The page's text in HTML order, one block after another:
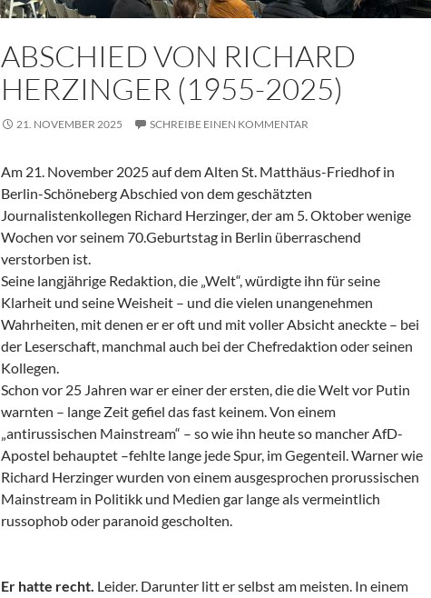
ABSCHIED VON RICHARD
HERZINGER (1955-2025)
21. NOVEMBER 2025 SCHREIBE EINEN KOMMENTAR
Am 21. November 2025 auf dem Alten St. Matthäus-Friedhof in
Berlin-Schöneberg Abschied von dem geschätzten
Journalistenkollegen Richard Herzinger, der am 5. Oktober wenige
Wochen vor seinem 70.Geburtstag in Berlin überraschend
verstorben ist.
Seine langjährige Redaktion, die „Welt“, würdigte ihn für seine
Klarheit und seine Weisheit – und die vielen unangenehmen
Wahrheiten, mit denen er er oft und mit voller Absicht aneckte – bei
der Leserschaft, manchmal auch bei der Chefredaktion oder seinen
Kollegen.
Schon vor 25 Jahren war er einer der ersten, die die Welt vor Putin
warnten – lange Zeit gefiel das fast keinem. Von einem
„antirussischen Mainstream“ – so wie ihn heute so mancher AfD-
Apostel behauptet –fehlte lange jede Spur, im Gegenteil. Warner wie
Richard Herzinger wurden von einem ausgesprochen prorussischen
Mainstream in Politikk und Medien gar lange als vermeintlich
russophob oder paranoid gescholten.
Er hatte recht. Leider. Darunter litt er selbst am meisten. In einem